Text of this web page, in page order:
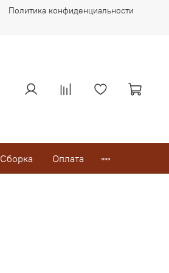
Политика конфиденциальности
Сборка Оплата